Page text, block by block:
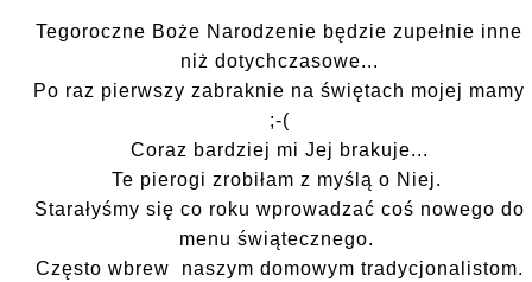
Tegoroczne Boże Narodzenie będzie zupełnie inne
niż dotychczasowe...
Po raz pierwszy zabraknie na świętach mojej mamy
;-(
Coraz bardziej mi Jej brakuje...
Te pierogi zrobiłam z myślą o Niej.
Starałyśmy się co roku wprowadzać coś nowego do
menu świątecznego.
Często wbrew naszym domowym tradycjonalistom.